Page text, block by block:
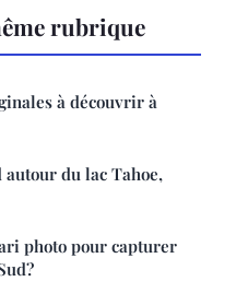
rubrique
à découvrir à
du lac Tahoe,
photo pour capturer